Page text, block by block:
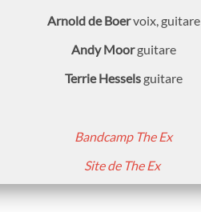
Arnold de Boervoix, guitare
Andy Moorguitare
Terrie Hessels guitare
Bandcamp The Ex
Site de The Ex